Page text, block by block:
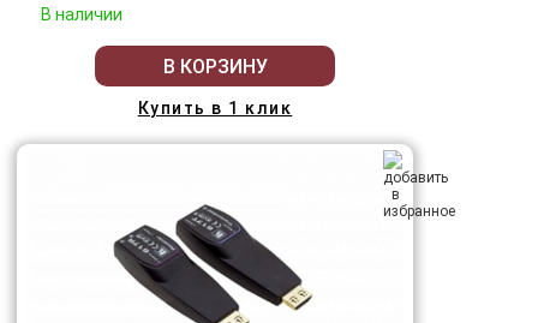
В наличии
В КОРЗИНУ
Купить в 1 клик